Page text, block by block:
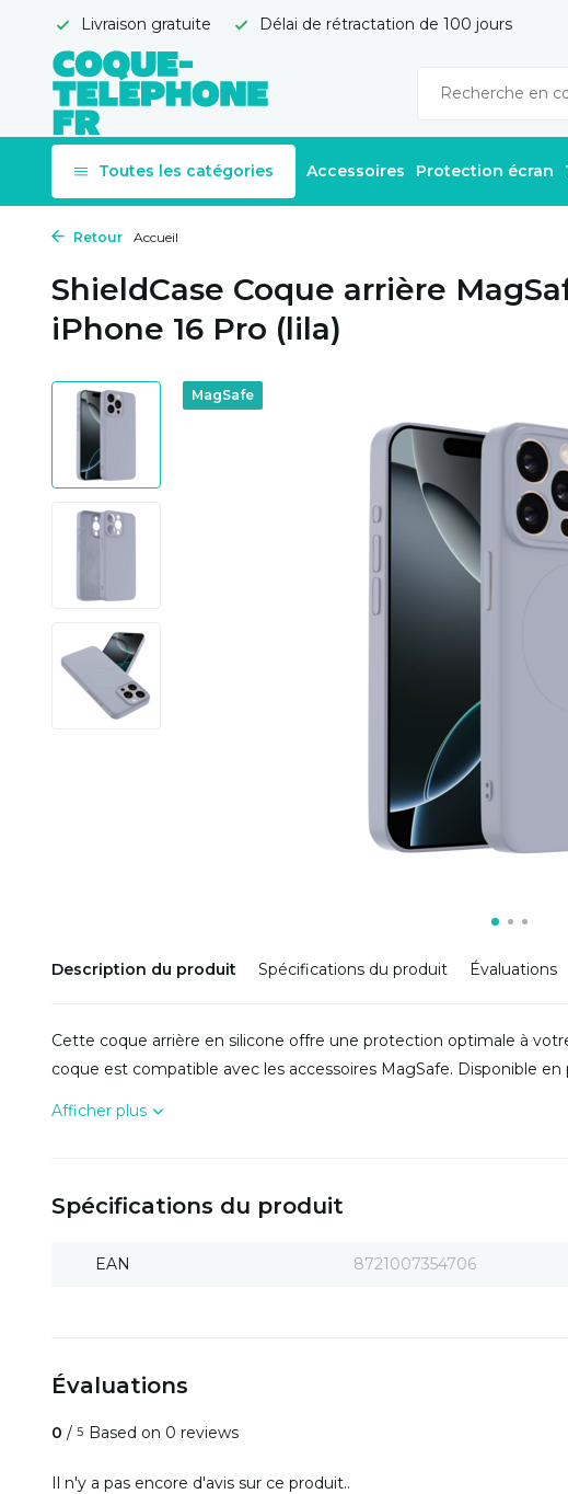
Livraison gratuite Délai de rétractation de 100 jours
Toutes les catégories Accessoires Protection écran
Retour Accueil
ShieldCase Coque arrière
iPhone 16 Pro (lila)
MagSafe
Description du produit Spécifications du produit Évaluations
Cette coque arrière en silicone offre une protection optimale à
coque est compatible avec les accessoires MagSafe. Disponible en
Afficher plus
Spécifications du produit
EAN 8721007354706
Évaluations
0 / 5 Based on 0 reviews
Il n'y a pas encore d'avis sur ce produit..